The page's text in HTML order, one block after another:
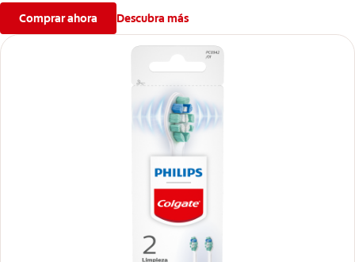
Comprar ahora Descubra más